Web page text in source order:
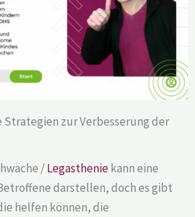
Strategien zur Verbesserung der
/Legastheniekann eine
darstellen, doch es gibt
helfen können, die